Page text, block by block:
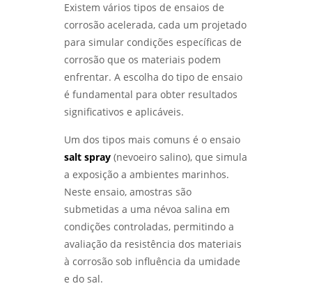
ANÁLISE DE FALHAS EM ENGRENAGENS:
IDENTIFIQUE PROBLEMAS ANTES QUE
ACONTEÇAM - LABMETAL
DESVENDANDO OS SEGREDOS DOS ENSAIOS
MECÂNICOS DE MATERIAIS METÁLICOS -
LABMETAL
DE FALHAS EM EQUIPAMENTOS TRANSFORMA
RESULTADOS - LABMETAL
DESVENDANDO O ENSAIO DE CORROSÃO:
PROTEJA SEUS MATERIAIS COM
CONHECIMENTO - LABMETAL
DESCUBRA COMO UM LABORATÓRIO DE
ENSAIOS MECÂNICOS REVOLUCIONA A
INDÚSTRIA - LABMETAL
ensaio de corrosão por pite
ensaio de corrosão por pite em sp
ensaio de corrosão por pite em são
paulo
qualificação de eps em sp
qualificação de eps em são josé dos
campos
qualificação de eps em são paulo
qualificacao de solda
Existem vários tipos de ensaios de
corrosão acelerada, cada um projetado
para simular condições específicas de
corrosão que os materiais podem
enfrentar. A escolha do tipo de ensaio
é fundamental para obter resultados
significativos e aplicáveis.
Um dos tipos mais comuns é o ensaio
salt spray(nevoeiro salino), que simula
a exposição a ambientes marinhos.
Neste ensaio, amostras são
submetidas a uma névoa salina em
condições controladas, permitindo a
avaliação da resistência dos materiais
à corrosão sob influência da umidade
e do sal.